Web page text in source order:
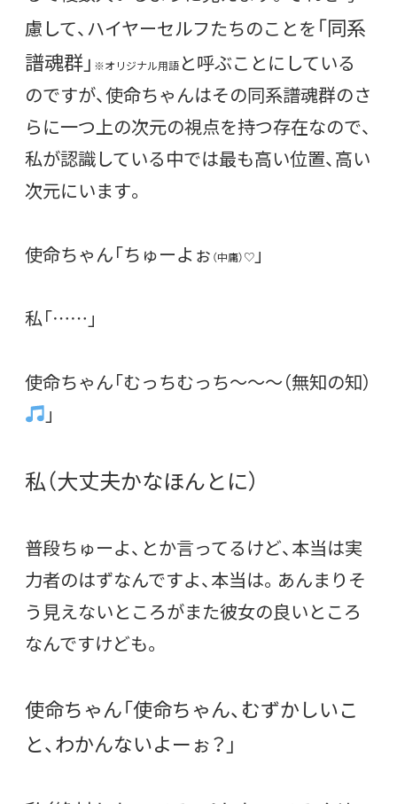
慮して、ハイヤーセルフたちのことを 「同系
譜魂群」 ※オリジナル用語 と呼ぶことにしている
のですが、使命ちゃんはその同系譜魂群のさ
らに一つ上の次元の視点を持つ存在なので、
私が認識している中では最も高い位置、高い
次元にいます。
使命ちゃん「ちゅーよぉ （中庸）♡ 」
私「……」
使命ちゃん「むっちむっち〜〜〜（無知の知）
」
私（大丈夫かなほんとに）
普段ちゅーよ、とか言ってるけど、本当は実
力者のはずなんですよ、本当は。あんまりそ
う見えないところがまた彼女の良いところ
なんですけども。
使命ちゃん「使命ちゃん、むずかしいこ
と、わかんないよーぉ？」